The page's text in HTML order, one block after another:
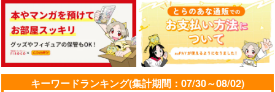
キーワードランキング(集計期間：07/30～08/02)